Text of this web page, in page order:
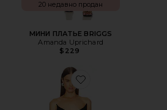
20 недавно продан
МИНИ ПЛАТЬЕ BRIGGS
Amanda Uprichard
$229
Favorite ПЛАТЬЕ GIADA